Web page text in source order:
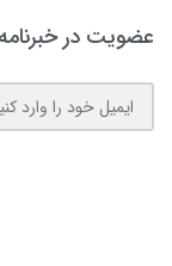
عضویت در خبرنامه